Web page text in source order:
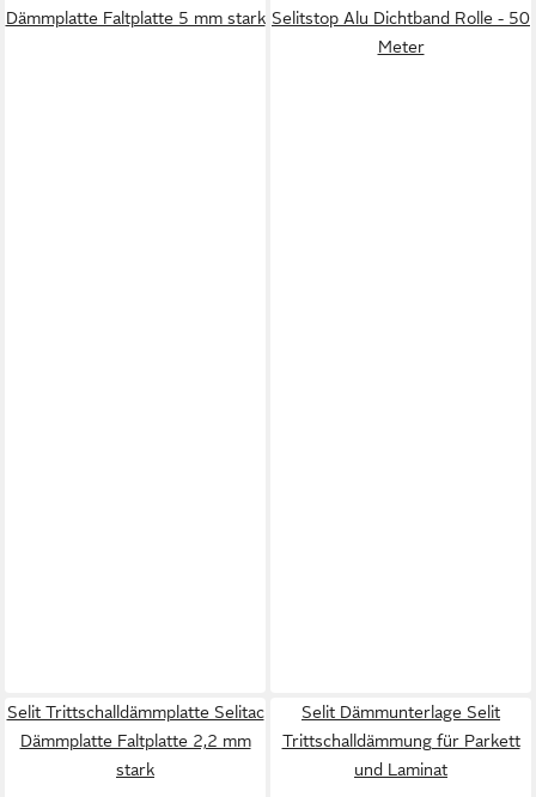
Dämmplatte Faltplatte 5 mm stark Selitstop Alu Dichtband Rolle - 50
Meter
Selit Trittschalldämmplatte Selitac
Dämmplatte Faltplatte 2,2 mm
stark
Selit Dämmunterlage Selit
Trittschalldämmung für Parkett
und Laminat